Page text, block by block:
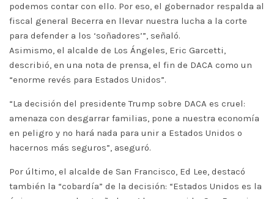
podemos contar con ello. Por eso, el gobernador respalda al
fiscal general Becerra en llevar nuestra lucha a la corte
para defender a los ‘soñadores’”, señaló.
Asimismo, el alcalde de Los Ángeles, Eric Garcetti,
describió, en una nota de prensa, el fin de DACA como un
“enorme revés para Estados Unidos”.
“La decisión del presidente Trump sobre DACA es cruel:
amenaza con desgarrar familias, pone a nuestra economía
en peligro y no hará nada para unir a Estados Unidos o
hacernos más seguros”, aseguró.
Por último, el alcalde de San Francisco, Ed Lee, destacó
también la “cobardía” de la decisión: “Estados Unidos es la